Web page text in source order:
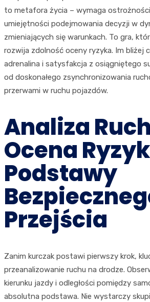
to metafora życia – wymaga
umiejętności podejmowania decyzji w
zmieniających się warunkach. To gra,
rozwija zdolność oceny ryzyka. Im bliżej
adrenalina i satysfakcja z osiągniętego
od doskonałego zsynchronizowania
przerwami w ruchu pojazdów.
Analiza
Ocena
Podstawy
Przejścia
Zanim kurczak postawi pierwszy krok,
przeanalizowanie ruchu na drodze.
kierunku jazdy i odległości pomiędzy
absolutna podstawa. Nie wystarczy